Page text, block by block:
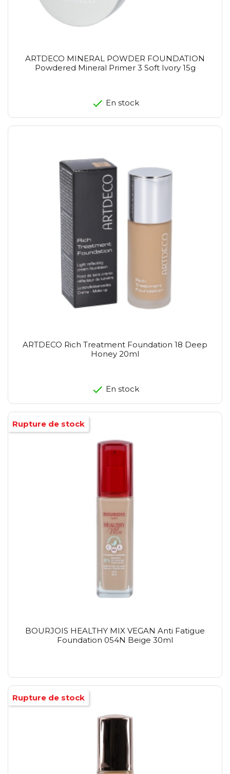
ARTDECO MINERAL POWDER FOUNDATION
Powdered Mineral Primer 3 Soft Ivory 15g
En stock
ARTDECO Rich Treatment Foundation 18 Deep
Honey 20ml
En stock
BOURJOIS HEALTHY MIX VEGAN Anti Fatigue
Foundation 054N Beige 30ml
Rupture de stock
Rupture de stock